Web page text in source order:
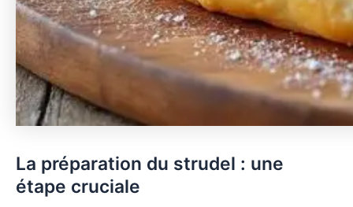
La préparation du strudel : une
étape cruciale